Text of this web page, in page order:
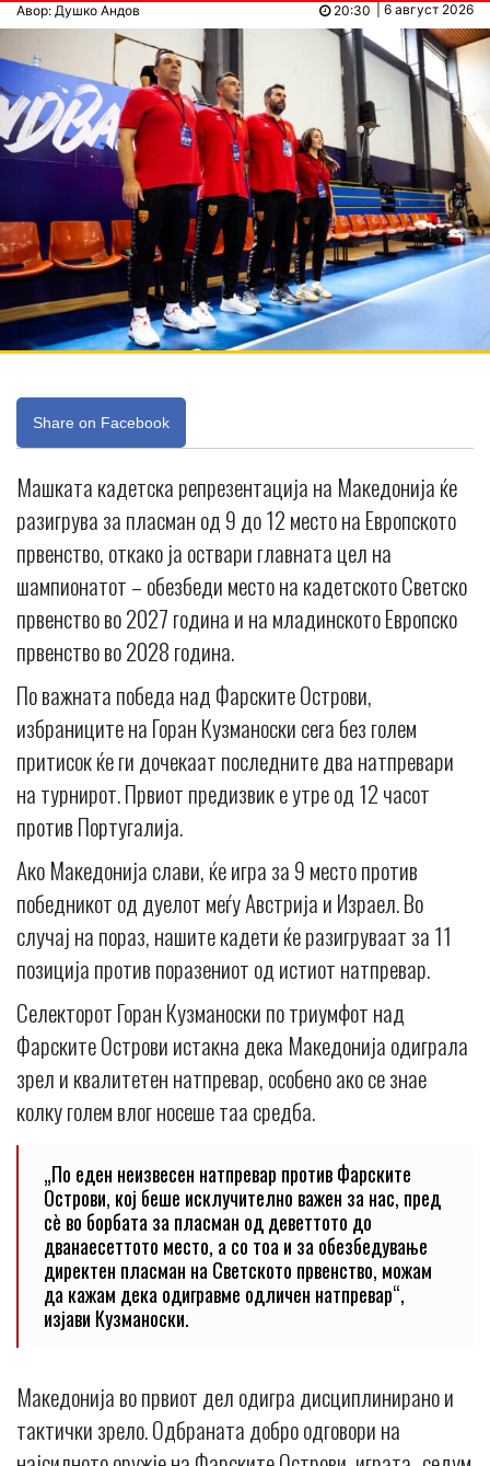
Авор: Душко Андов | 6 август 2026
20:30
Share on Facebook
Машката кадетска репрезентација на Македонија ќе
разигрува за пласман од 9 до 12 место на Европското
првенство, откако ја оствари главната цел на
шампионатот – обезбеди место на кадетското Светско
првенство во 2027 година и на младинското Европско
првенство во 2028 година.
По важната победа над Фарските Острови,
избраниците на Горан Кузманоски сега без голем
притисок ќе ги дочекаат последните два натпревари
на турнирот. Првиот предизвик е утре од 12 часот
против Португалија.
Ако Македонија слави, ќе игра за 9 место против
победникот од дуелот меѓу Австрија и Израел. Во
случај на пораз, нашите кадети ќе разигруваат за 11
позиција против поразениот од истиот натпревар.
Селекторот Горан Кузманоски по триумфот над
Фарските Острови истакна дека Македонија одиграла
зрел и квалитетен натпревар, особено ако се знае
колку голем влог носеше таа средба.
„По еден неизвесен натпревар против Фарските
Острови, кој беше исклучително важен за нас, пред
сè во борбата за пласман од деветтото до
дванаесеттото место, а со тоа и за обезбедување
директен пласман на Светското првенство, можам
да кажам дека одигравме одличен натпревар“,
изјави Кузманоски.
Македонија во првиот дел одигра дисциплинирано и
тактички зрело. Одбраната добро одговори на